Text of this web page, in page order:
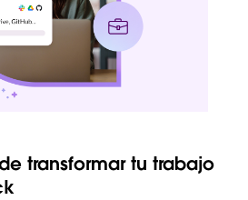
transformar tu trabajo